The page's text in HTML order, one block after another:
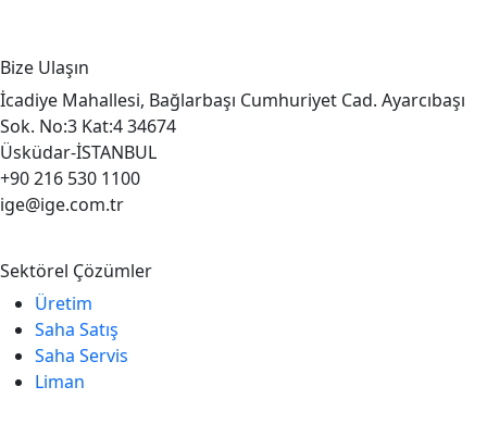
Bize Ulaşın
İcadiye Mahallesi, Bağlarbaşı Cumhuriyet Cad. Ayarcıbaşı
Sok. No:3 Kat:4 34674
Üsküdar-İSTANBUL
+90 216 530 1100
ige@ige.com.tr
Sektörel Çözümler
Üretim
Saha Satış
Saha Servis
Liman